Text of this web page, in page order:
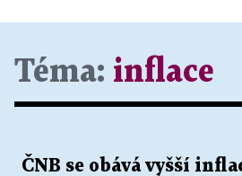
Téma: inflace
ČNB se obává vyšší